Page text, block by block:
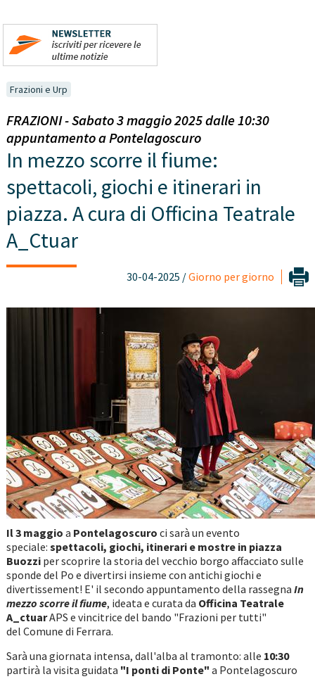
Frazioni e Urp
FRAZIONI - Sabato 3 maggio 2025 dalle 10:30
appuntamento a Pontelagoscuro
In mezzo scorre il fiume:
spettacoli, giochi e itinerari in
piazza. A cura di Officina Teatrale
A_Ctuar
30-04-2025 /Giorno per giorno
Il 3 maggio a Pontelagoscuro ci sarà un evento
speciale: spettacoli, giochi, itinerari e mostre in piazza
Buozziper scoprire la storia del vecchio borgo affacciato sulle
sponde del Po e divertirsi insieme con antichi giochi e
divertissement! E' il secondo appuntamento della rassegna In
mezzo scorre il fiume, ideata e curata da Officina Teatrale
A_ctuarAPS e vincitrice del bando "Frazioni per tutti"
del Comune di Ferrara.
Sarà una giornata intensa, dall'alba al tramonto: alle 10:30
partirà la visita guidata "I ponti di Ponte" a Pontelagoscuro